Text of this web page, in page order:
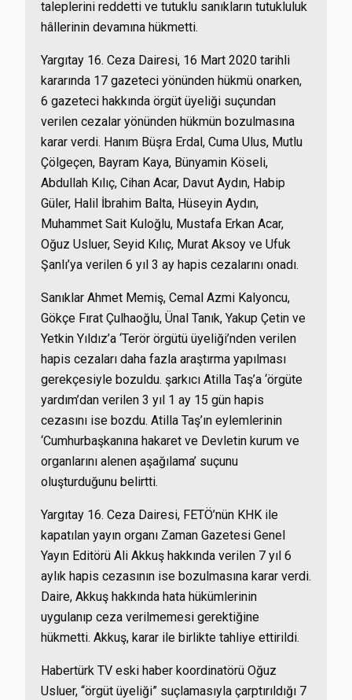
taleplerini reddetti ve tutuklu sanıkların tutukluluk
hâllerinin devamına hükmetti.
Yargıtay 16. Ceza Dairesi, 16 Mart 2020 tarihli
kararında 17 gazeteci yönünden hükmü onarken,
6 gazeteci hakkında örgüt üyeliği suçundan
verilen cezalar yönünden hükmün bozulmasına
karar verdi. Hanım Büşra Erdal, Cuma Ulus, Mutlu
Çölgeçen, Bayram Kaya, Bünyamin Köseli,
Abdullah Kılıç, Cihan Acar, Davut Aydın, Habip
Güler, Halil İbrahim Balta, Hüseyin Aydın,
Muhammet Sait Kuloğlu, Mustafa Erkan Acar,
Oğuz Usluer, Seyid Kılıç, Murat Aksoy ve Ufuk
Şanlı’ya verilen 6 yıl 3 ay hapis cezalarını onadı.
Sanıklar Ahmet Memiş, Cemal Azmi Kalyoncu,
Gökçe Fırat Çulhaoğlu, Ünal Tanık, Yakup Çetin ve
Yetkin Yıldız’a ‘Terör örgütü üyeliği’nden verilen
hapis cezaları daha fazla araştırma yapılması
gerekçesiyle bozuldu. şarkıcı Atilla Taş’a ‘örgüte
yardım’dan verilen 3 yıl 1 ay 15 gün hapis
cezasını ise bozdu. Atilla Taş’ın eylemlerinin
‘Cumhurbaşkanına hakaret ve Devletin kurum ve
organlarını alenen aşağılama’ suçunu
oluşturduğunu belirtti.
Yargıtay 16. Ceza Dairesi, FETÖ’nün KHK ile
kapatılan yayın organı Zaman Gazetesi Genel
Yayın Editörü Ali Akkuş hakkında verilen 7 yıl 6
aylık hapis cezasının ise bozulmasına karar verdi.
Daire, Akkuş hakkında hata hükümlerinin
uygulanıp ceza verilmemesi gerektiğine
hükmetti. Akkuş, karar ile birlikte tahliye ettirildi.
Habertürk TV eski haber koordinatörü Oğuz
Usluer, “örgüt üyeliği” suçlamasıyla çarptırıldığı 7